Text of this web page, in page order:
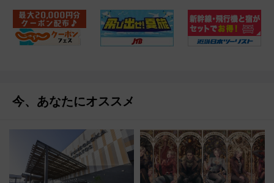
今、あなたにオススメ